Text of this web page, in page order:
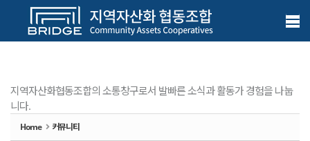
메뉴 건너뛰기
지역자산화협동조합의 소통창구로서 발빠른 소식과 활동가 경험을 나눕
니다.
Home 커뮤니티